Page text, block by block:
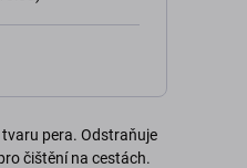
pera. Odstraňuje
čištění na cestách.